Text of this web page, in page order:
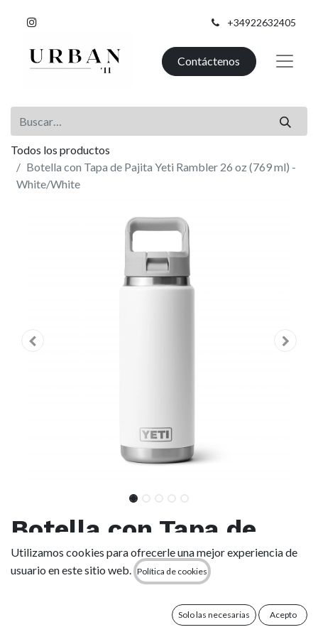
+34922632405
Contáctenos
Todos los productos
Botella con Tapa de Pajita Yeti Rambler 26 oz (769 ml) -
White/White
Botella con Tapa de
Pajita Yeti Rambler 26
oz (769 ml) -
Utilizamos cookies para ofrecerle una mejor experiencia de
usuario en este sitio web.
Política de cookies
Solo las necesarias Acepto